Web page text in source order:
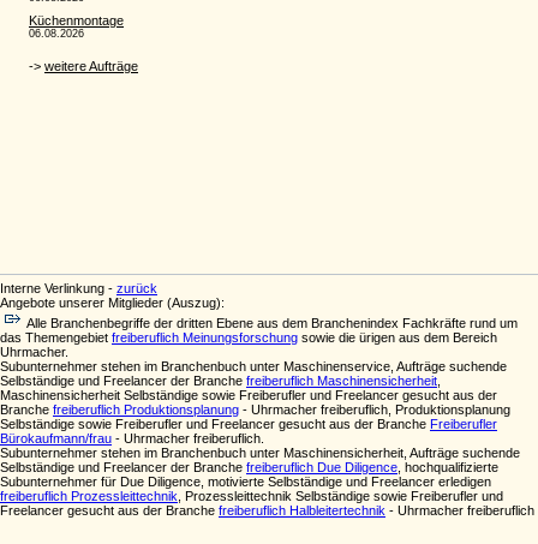
Interne Verlinkung - zurück
Angebote unserer Mitglieder (Auszug):
Alle Branchenbegriffe der dritten Ebene aus dem Branchenindex Fachkräfte rund um
das Themengebiet freiberuflich Meinungsforschung sowie die ürigen aus dem Bereich
Uhrmacher.
Subunternehmer stehen im Branchenbuch unter Maschinenservice, Aufträge suchende
Selbständige und Freelancer der Branche freiberuflich Maschinensicherheit
Maschinensicherheit Selbständige sowie Freiberufler und Freelancer gesucht aus der
Branche freiberuflich Produktionsplanung - Uhrmacher freiberuflich, Produktionsplanung
Selbständige sowie Freiberufler und Freelancer gesucht aus der Branche Freiberufler
Bürokaufmann/frau - Uhrmacher freiberuflich.
Subunternehmer stehen im Branchenbuch unter Maschinensicherheit, Aufträge suchende
Selbständige und Freelancer der Branche freiberuflich Due Diligence , hochqualifizierte
Subunternehmer für Due Diligence, motivierte Selbständige und Freelancer erledigen
freiberuflich Prozessleittechnik , Prozessleittechnik Selbständige sowie Freiberufler und
Freelancer gesucht aus der Branche freiberuflich Halbleitertechnik - Uhrmacher freiberuflich